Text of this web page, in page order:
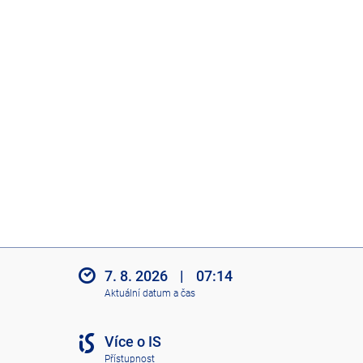
7. 8. 2026 | 07:14
Aktuální datum a čas
Více o IS
Přístupnost